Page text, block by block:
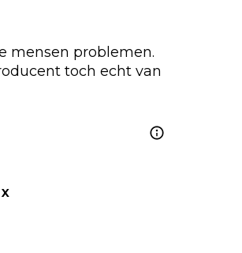
mensen problemen.
toch echt van